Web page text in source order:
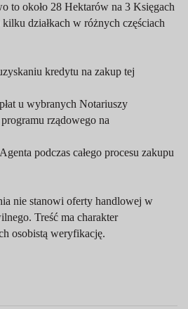
to około 28 Hektarów na 3 Księgach
działkach w różnych częściach
kredytu na zakup tej
u wybranych Notariuszy
rządowego na
podczas całego procesu zakupu
nie stanowi oferty handlowej w
Treść ma charakter
osobistą weryfikację.